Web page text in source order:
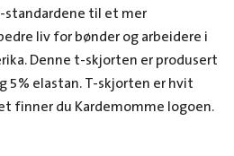
standardene til et mer
liv for bønder og arbeidere i
Denne t-skjorten er produsert
5% elastan. T-skjorten er hvit
finner du Kardemomme logoen.